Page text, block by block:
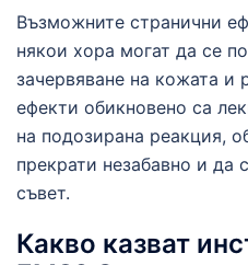
Възможните странични
някои хора могат да се
зачервяване на кожата и
ефекти обикновено са
на подозирана реакция,
прекрати незабавно и да
съвет.
Какво казват